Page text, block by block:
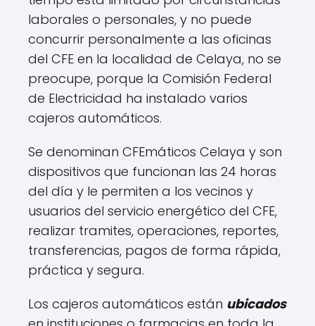
laborales o personales, y no puede
concurrir personalmente a las oficinas
del CFE en la localidad de Celaya, no se
preocupe, porque la Comisión Federal
de Electricidad ha instalado varios
cajeros automáticos.
Se denominan CFEmáticos Celaya y son
dispositivos que funcionan las 24 horas
del día y le permiten a los vecinos y
usuarios del servicio energético del CFE,
realizar tramites, operaciones, reportes,
transferencias, pagos de forma rápida,
práctica y segura.
Los cajeros automáticos están ubicados